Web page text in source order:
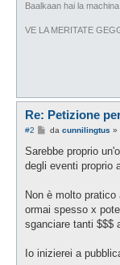
Baalkaan hai la
VE LA MERITATE
Re: Petizione
#2
M
s
a
i
o
da cunnilingtus »
Sarebbe proprio
degli eventi proprio
Non è molto
ormai spesso x
sganciare tanti $$$
Io inizierei a